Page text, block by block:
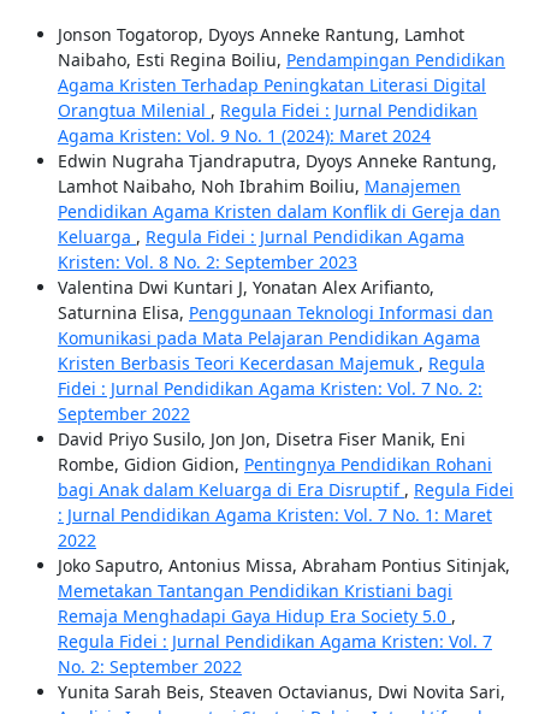
Jonson Togatorop, Dyoys Anneke Rantung, Lamhot
Naibaho, Esti Regina Boiliu, Pendampingan Pendidikan
Agama Kristen Terhadap Peningkatan Literasi Digital
Orangtua Milenial , Regula Fidei : Jurnal Pendidikan
Agama Kristen: Vol. 9 No. 1 (2024): Maret 2024
Edwin Nugraha Tjandraputra, Dyoys Anneke Rantung,
Lamhot Naibaho, Noh Ibrahim Boiliu, Manajemen
Pendidikan Agama Kristen dalam Konflik di Gereja dan
Keluarga , Regula Fidei : Jurnal Pendidikan Agama
Kristen: Vol. 8 No. 2: September 2023
Valentina Dwi Kuntari J, Yonatan Alex Arifianto,
Saturnina Elisa, Penggunaan Teknologi Informasi dan
Komunikasi pada Mata Pelajaran Pendidikan Agama
Kristen Berbasis Teori Kecerdasan Majemuk , Regula
Fidei : Jurnal Pendidikan Agama Kristen: Vol. 7 No. 2:
September 2022
David Priyo Susilo, Jon Jon, Disetra Fiser Manik, Eni
Rombe, Gidion Gidion, Pentingnya Pendidikan Rohani
bagi Anak dalam Keluarga di Era Disruptif , Regula Fidei
: Jurnal Pendidikan Agama Kristen: Vol. 7 No. 1: Maret
2022
Joko Saputro, Antonius Missa, Abraham Pontius Sitinjak,
Memetakan Tantangan Pendidikan Kristiani bagi
Remaja Menghadapi Gaya Hidup Era Society 5.0 ,
Regula Fidei : Jurnal Pendidikan Agama Kristen: Vol. 7
No. 2: September 2022
Yunita Sarah Beis, Steaven Octavianus, Dwi Novita Sari,